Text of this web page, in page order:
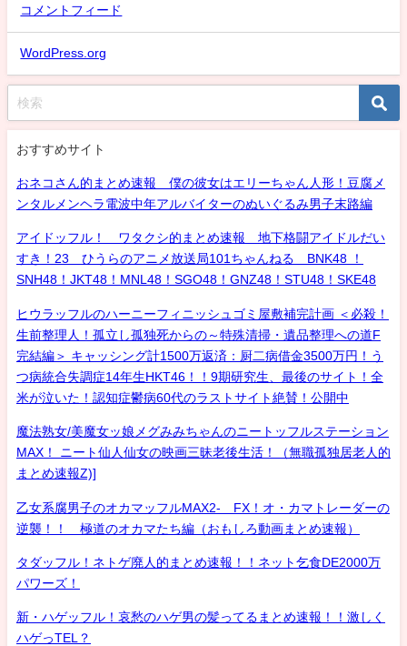
コメントフィード
WordPress.org
おすすめサイト
おネコさん的まとめ速報 僕の彼女はエリーちゃん人形！豆腐メ
ンタルメンヘラ電波中年アルバイターのぬいぐるみ男子末路編
アイドッフル！ ワタクシ的まとめ速報 地下格闘アイドルだい
すき！23 ひうらのアニメ放送局101ちゃんねる BNK48 ！
SNH48！JKT48！MNL48！SGO48！GNZ48！STU48！SKE48
ヒウラッフルのハーニーフィニッシュゴミ屋敷補完計画 ＜必殺！
生前整理人！孤立し孤独死からの～特殊清掃・遺品整理への道F
完結編＞ キャッシング計1500万返済：厨二病借金3500万円！う
つ病統合失調症14年生HKT46！！9期研究生、最後のサイト！全
米が泣いた！認知症鬱病60代のラストサイト絶賛！公開中
魔法熟女/美魔女ッ娘メグみみちゃんのニートッフルステーション
MAX！ ニート仙人仙女の映画三昧老後生活！（無職孤独居老人的
まとめ速報Z)]
乙女系腐男子のオカマッフルMAX2- FX！オ・カマトレーダーの
逆襲！！ 極道のオカマたち編（おもしろ動画まとめ速報）
タダッフル！ネトゲ廃人的まとめ速報！！ネット乞食DE2000万
パワーズ！
新・ハゲッフル！哀愁のハゲ男の髪ってるまとめ速報！！激しく
ハゲっTEL？